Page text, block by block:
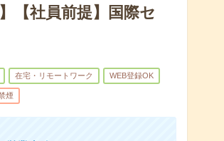
【社員前提】国際セ
在宅・リモートワーク WEB登録OK
煙